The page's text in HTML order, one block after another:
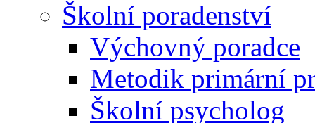
Školní poradenství
Výchovný poradce
Metodik primární
Školní psycholog